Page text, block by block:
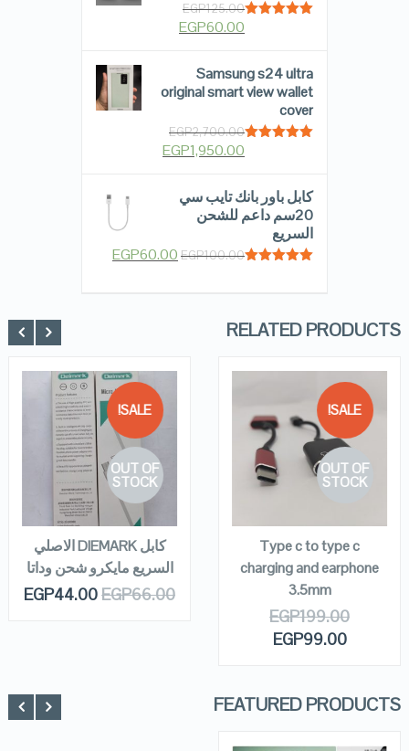
EGP125.00
EGP60.00
Samsung s24 ultra
original smart view wallet
cover
EGP2,700.00
EGP1,950.00
كابل باور بانك تايب سي
20سم داعم للشحن
السريع
EGP100.00
EGP60.00
RELATED PRODUCTS
SALE!
OUT OF
STOCK
QUICK LOOK
VIEW DETAILS
Type c to type c
charging and earphone
3.5mm
EGP199.00
EGP99.00
SALE!
OUT OF
STOCK
QUICK LOOK
VIEW DETAILS
READ MORE
كابل DIEMARK الاصلي
السريع مايكرو شحن وداتا
EGP66.00
EGP44.00
FEATURED PRODUCTS